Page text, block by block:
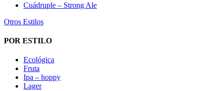
Cuádruple – Strong Ale
Otros Estilos
POR ESTILO
Ecológica
Fruta
Ipa – hoppy
Lager